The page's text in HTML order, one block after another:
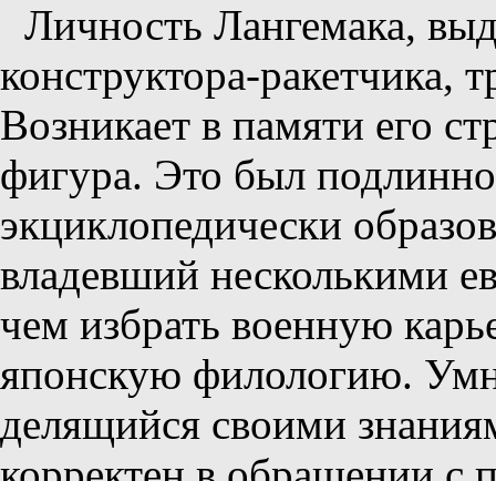
Личность Лангемака,
конструктора-ракетчика,
Возникает в памяти его
фигура. Это был
экциклопедически
владевший несколькими
чем избрать военную
японскую филологию.
делящийся своими